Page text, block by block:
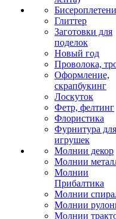
Глиттер
Заготовки для
поделок
Новый год
Проволока,
Оформление,
скрапбукинг
Лоскуток
Фетр, фелтинг
Флористика
Фурнитура для
игрушек
Молнии декор
Молнии
Молнии
Прибалтика
Молнии
Молнии
Молнии